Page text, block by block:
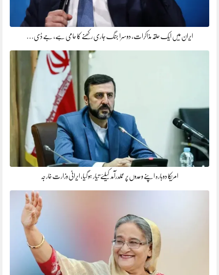
ایران میں ایک حلقہ مذاکرات، دوسرا جنگ جاری رکھنے کا حامی ہے، جے ڈی…
امریکا دوبارہ اپنے وعدوں پر عملدرآمد کیلئے تیار ہو گیا، ایرانی وزارت خارجہ